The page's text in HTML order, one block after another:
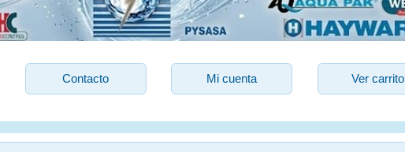
Contacto Mi cuenta Ver carrito